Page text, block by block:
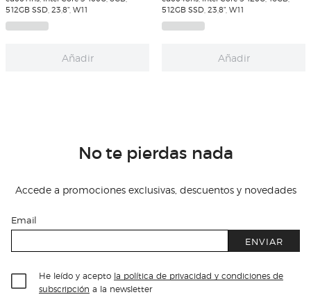
512GB SSD, 23,8", W11
Añadir
512GB SSD, 23,8", W11
Añadir
No te pierdas nada
Accede a promociones exclusivas, descuentos y novedades
Email
ENVIAR
He leído y acepto la política de privacidad y condiciones de
subscripción a la newsletter